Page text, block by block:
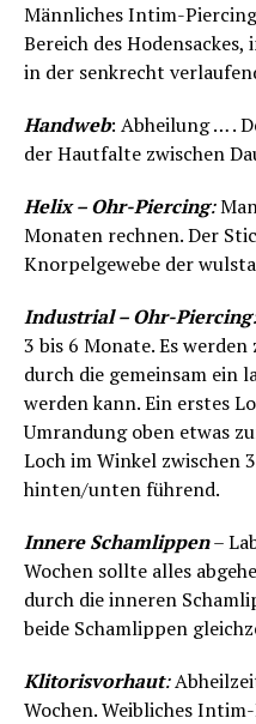
Männliches Intim-
Bereich des
in der senkrecht
Handweb: Abheilung … .
der Hautfalte zwischen
Helix – Ohr-Piercing:
Monaten rechnen. Der
Knorpelgewebe der
Industrial – Ohr-Piercing:
3 bis 6 Monate. Es
durch die gemeinsam ein
werden kann. Ein erstes
Umrandung oben etwas
Loch im Winkel zwischen
hinten/unten führend.
Innere Schamlippen–
Wochen sollte alles
durch die inneren
beide Schamlippen
Klitorisvorhaut:
Wochen. Weibliches